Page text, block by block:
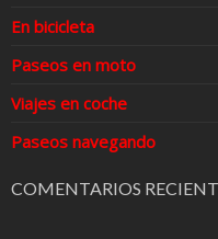
En bicicleta
Paseos en moto
Viajes en coche
Paseos navegando
COMENTARIOS